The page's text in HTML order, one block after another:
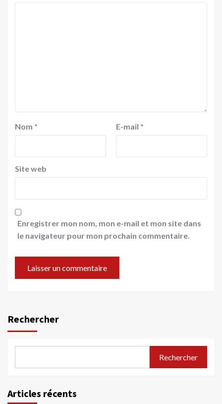
Nom * E-mail *
Site web
Enregistrer mon nom, mon e-mail et mon site dans
le navigateur pour mon prochain commentaire.
Rechercher
Rechercher
Articles récents